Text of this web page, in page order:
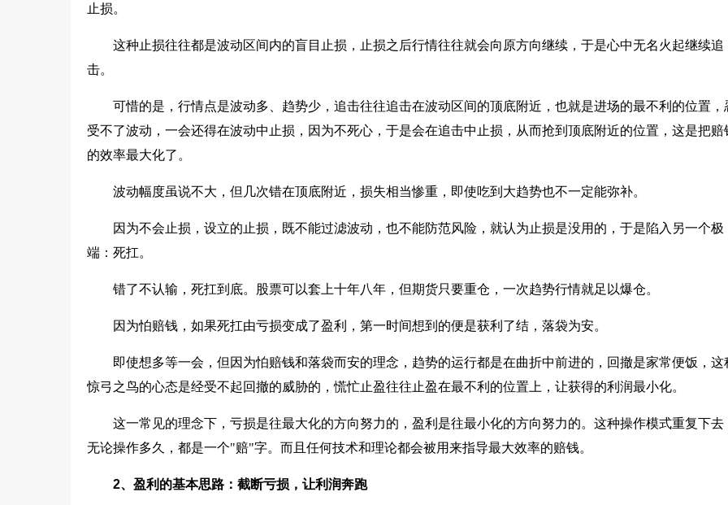
止损。
这种止损往往都是波动区间内的盲目止损，止损之后行情往往就会向原方向继续，于是心中无名火起继续追
击。
可惜的是，行情点是波动多、趋势少，追击往往追击在波动区间的顶底附近，也就是进场的最不利的位置，
受不了波动，一会还得在波动中止损，因为不死心，于是会在追击中止损，从而抢到顶底附近的位置，这是把赔
的效率最大化了。
波动幅度虽说不大，但几次错在顶底附近，损失相当惨重，即使吃到大趋势也不一定能弥补。
因为不会止损，设立的止损，既不能过滤波动，也不能防范风险，就认为止损是没用的，于是陷入另一个极
端：死扛。
错了不认输，死扛到底。股票可以套上十年八年，但期货只要重仓，一次趋势行情就足以爆仓。
因为怕赔钱，如果死扛由亏损变成了盈利，第一时间想到的便是获利了结，落袋为安。
即使想多等一会，但因为怕赔钱和落袋而安的理念，趋势的运行都是在曲折中前进的，回撤是家常便饭，这
惊弓之鸟的心态是经受不起回撤的威胁的，慌忙止盈往往止盈在最不利的位置上，让获得的利润最小化。
这一常见的理念下，亏损是往最大化的方向努力的，盈利是往最小化的方向努力的。这种操作模式重复下去
无论操作多久，都是一个"赔"字。而且任何技术和理论都会被用来指导最大效率的赔钱。
2、盈利的基本思路：截断亏损，让利润奔跑